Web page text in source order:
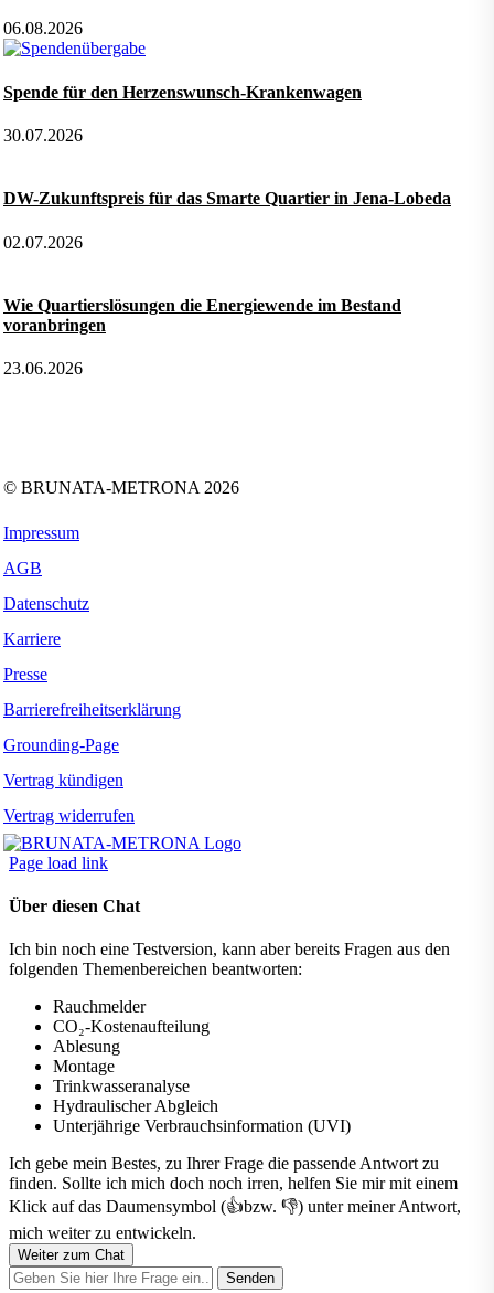
06.08.2026
Spende für den Herzenswunsch-Krankenwagen
30.07.2026
DW-Zukunftspreis für das Smarte Quartier in Jena-Lobeda
02.07.2026
Wie Quartierslösungen die Energiewende im Bestand
voranbringen
23.06.2026
© BRUNATA-METRONA 2026
Impressum
AGB
Datenschutz
Karriere
Presse
Barrierefreiheitserklärung
Grounding-Page
Vertrag kündigen
Vertrag widerrufen
Page load link
Über diesen Chat
Ich bin noch eine Testversion, kann aber bereits Fragen aus den
folgenden Themenbereichen beantworten:
Rauchmelder
CO₂-Kostenaufteilung
Ablesung
Montage
Trinkwasseranalyse
Hydraulischer Abgleich
Unterjährige Verbrauchsinformation (UVI)
Ich gebe mein Bestes, zu Ihrer Frage die passende Antwort zu
finden. Sollte ich mich doch noch irren, helfen Sie mir mit einem
Klick auf das Daumensymbol (👍bzw. 👎) unter meiner Antwort,
mich weiter zu entwickeln.
Weiter zum Chat
Senden